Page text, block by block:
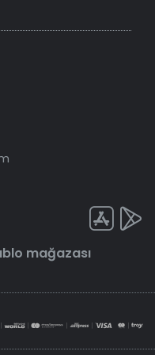
mağazası